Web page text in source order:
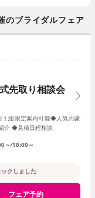
ブライダルフェア
先取り相談会
１組限定案内可能◆人気の豪
介 ◆見積日程相談
～ 18:00～
クしました
フェア予約